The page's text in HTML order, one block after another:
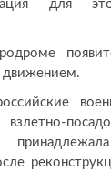
для
движением.